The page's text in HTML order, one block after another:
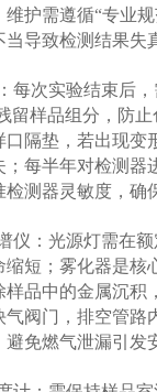
护需遵循“专业
导致检测结果失
次实验结束后，
留样品组分，防
隔垫，若出现变
；每半年对检测器
测器灵敏度，确
：光源灯需在额
缩短；雾化器是核
品中的金属沉积
气阀门，排空管路
免燃气泄漏引发